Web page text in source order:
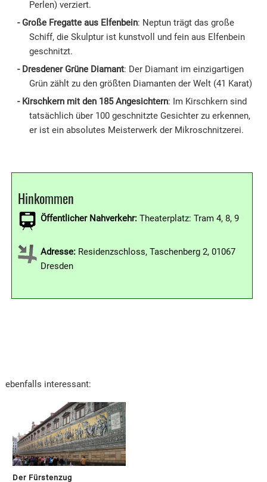
Perlen) verziert.
Große Fregatte aus Elfenbein: Neptun trägt das große
Schiff, die Skulptur ist kunstvoll und fein aus Elfenbein
geschnitzt.
Dresdener Grüne Diamant: Der Diamant im einzigartigen
Grün zählt zu den größten Diamanten der Welt (41 Karat)
Kirschkern mit den 185 Angesichtern: Im Kirschkern sind
tatsächlich über 100 geschnitzte Gesichter zu erkennen,
er ist ein absolutes Meisterwerk der Mikroschnitzerei.
Hinkommen
Öffentlicher Nahverkehr: Theaterplatz: Tram 4, 8, 9
Adresse: Residenzschloss, Taschenberg 2, 01067
Dresden
ebenfalls interessant:
Der Fürstenzug